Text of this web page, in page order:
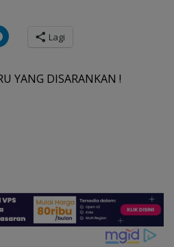
Lagi
YANG DISARANKAN !